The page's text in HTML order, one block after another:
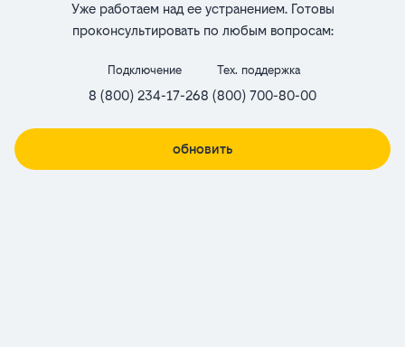
Уже работаем над ее устранением. Готовы
проконсультировать по любым вопросам:
Подключение
8 (800) 234-17-26
Тех. поддержка
8 (800) 700-80-00
обновить